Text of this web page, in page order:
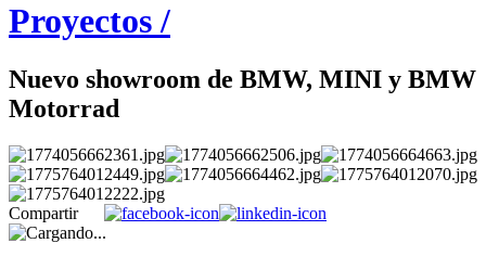
Proyectos /
Nuevo showroom de BMW, MINI y BMW
Motorrad
Compartir